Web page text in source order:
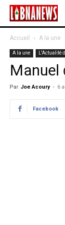
Accueil A la une
A la une L'Actualité
Manuel
Par Joe Acoury - 6
Facebook